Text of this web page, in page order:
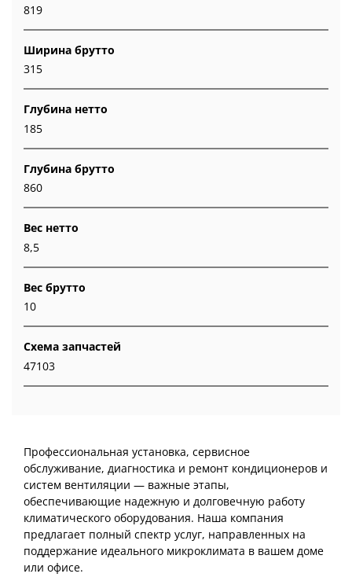
819
Ширина брутто
315
Глубина нетто
185
Глубина брутто
860
Вес нетто
8,5
Вес брутто
10
Схема запчастей
47103
Профессиональная установка, сервисное
обслуживание, диагностика и ремонт кондиционеров и
систем вентиляции — важные этапы,
обеспечивающие надежную и долговечную работу
климатического оборудования. Наша компания
предлагает полный спектр услуг, направленных на
поддержание идеального микроклимата в вашем доме
или офисе.